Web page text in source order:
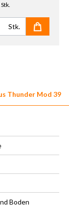
Stk.
Thunder Mod 39
Boden